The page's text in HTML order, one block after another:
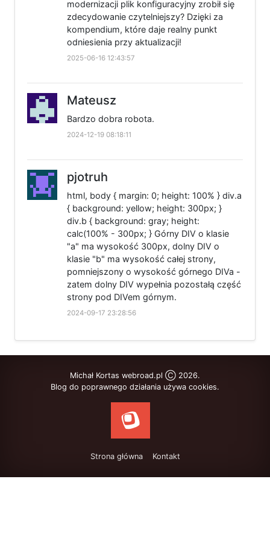
modernizacji plik konfiguracyjny zrobił się
zdecydowanie czytelniejszy? Dzięki za
kompendium, które daje realny punkt
odniesienia przy aktualizacji!
2025-06-16 12:43:57
Mateusz
Bardzo dobra robota.
2024-12-19 08:18:11
pjotruh
html, body { margin: 0; height: 100% } div.a
{ background: yellow; height: 300px; }
div.b { background: gray; height:
calc(100% - 300px; } Górny DIV o klasie
"a" ma wysokość 300px, dolny DIV o
klasie "b" ma wysokość całej strony,
pomniejszony o wysokość górnego DIVa -
zatem dolny DIV wypełnia pozostałą część
strony pod DIVem górnym.
2024-09-17 23:28:56
Michał Kortas webroad.pl Ⓒ 2026.
Blog do poprawnego działania używa cookies.
Strona główna Kontakt